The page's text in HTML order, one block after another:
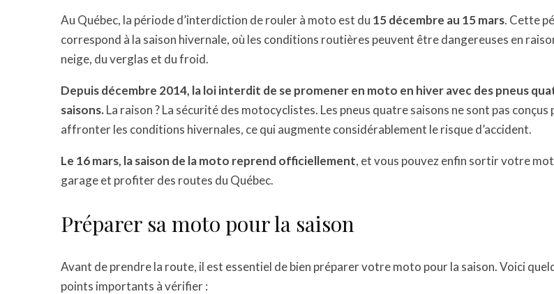
Au Québec, la période d’interdiction de rouler à moto est du 15 décembre au 15 mars. Cette
correspond à la saison hivernale, où les conditions routières peuvent être dangereuses en
neige, du verglas et du froid.
Depuis décembre 2014, la loi interdit de se promener en moto en hiver avec des pneus
saisons.La raison ? La sécurité des motocyclistes. Les pneus quatre saisons ne sont pas conçus
affronter les conditions hivernales, ce qui augmente considérablement le risque d’accident.
Le 16 mars, la saison de la moto reprend officiellement, et vous pouvez enfin sortir votre
garage et profiter des routes du Québec.
Préparer sa moto pour la saison
Avant de prendre la route, il est essentiel de bien préparer votre moto pour la saison. Voici
points importants à vérifier :